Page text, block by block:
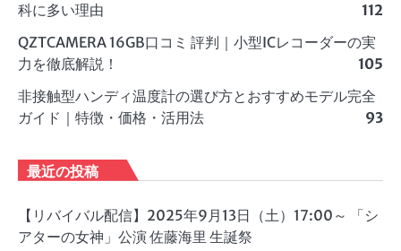
科に多い理由
112
QZTCAMERA 16GB口コミ 評判｜小型ICレコーダーの実
力を徹底解説！
105
非接触型ハンディ温度計の選び方とおすすめモデル完全
ガイド｜特徴・価格・活用法
93
最近の投稿
【リバイバル配信】2025年9月13日（土）17:00～ 「シ
アターの女神」公演 佐藤海里 生誕祭